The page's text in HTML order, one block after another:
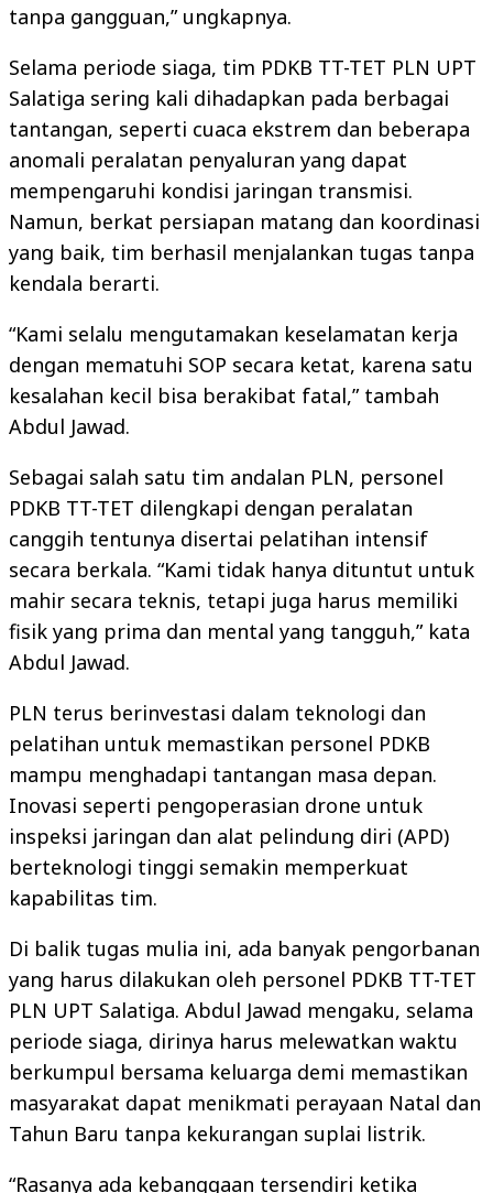
tanpa gangguan,” ungkapnya.
Selama periode siaga, tim PDKB TT-TET PLN UPT
Salatiga sering kali dihadapkan pada berbagai
tantangan, seperti cuaca ekstrem dan beberapa
anomali peralatan penyaluran yang dapat
mempengaruhi kondisi jaringan transmisi.
Namun, berkat persiapan matang dan koordinasi
yang baik, tim berhasil menjalankan tugas tanpa
kendala berarti.
“Kami selalu mengutamakan keselamatan kerja
dengan mematuhi SOP secara ketat, karena satu
kesalahan kecil bisa berakibat fatal,” tambah
Abdul Jawad.
Sebagai salah satu tim andalan PLN, personel
PDKB TT-TET dilengkapi dengan peralatan
canggih tentunya disertai pelatihan intensif
secara berkala. “Kami tidak hanya dituntut untuk
mahir secara teknis, tetapi juga harus memiliki
fisik yang prima dan mental yang tangguh,” kata
Abdul Jawad.
PLN terus berinvestasi dalam teknologi dan
pelatihan untuk memastikan personel PDKB
mampu menghadapi tantangan masa depan.
Inovasi seperti pengoperasian drone untuk
inspeksi jaringan dan alat pelindung diri (APD)
berteknologi tinggi semakin memperkuat
kapabilitas tim.
Di balik tugas mulia ini, ada banyak pengorbanan
yang harus dilakukan oleh personel PDKB TT-TET
PLN UPT Salatiga. Abdul Jawad mengaku, selama
periode siaga, dirinya harus melewatkan waktu
berkumpul bersama keluarga demi memastikan
masyarakat dapat menikmati perayaan Natal dan
Tahun Baru tanpa kekurangan suplai listrik.
“Rasanya ada kebanggaan tersendiri ketika